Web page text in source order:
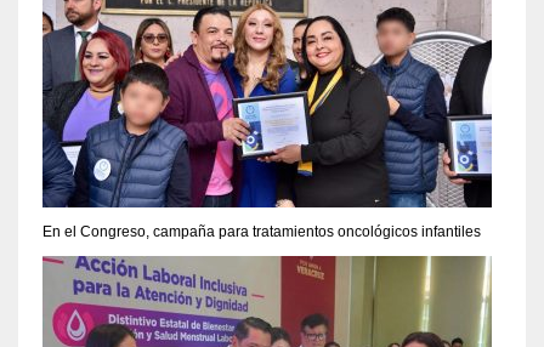
En el Congreso, campaña para tratamientos oncológicos infantiles